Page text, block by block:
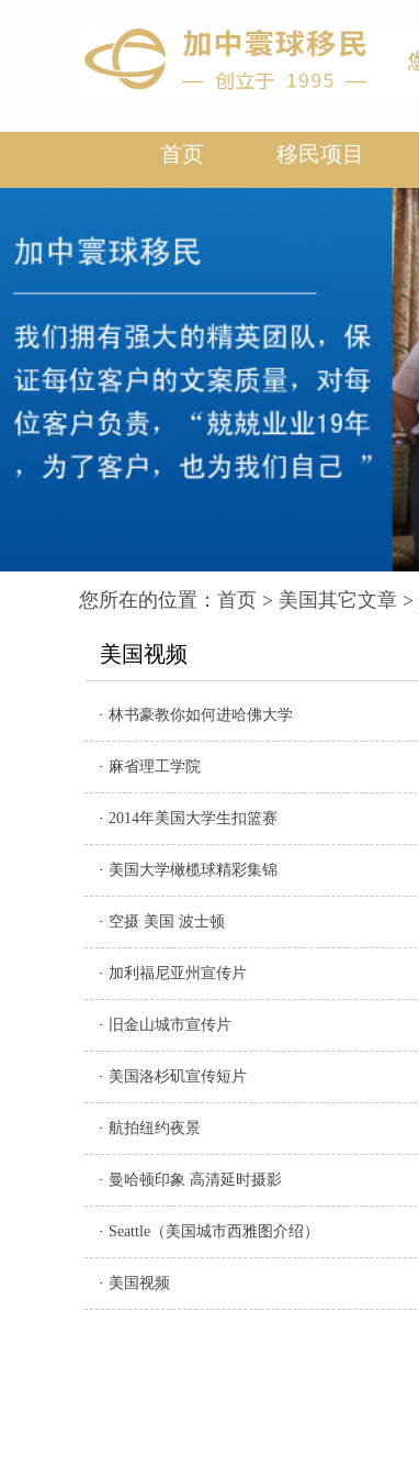
首页 移民项目
您所在的位置： 首页 > 美国其它文章 >
美国视频
· 林书豪教你如何进哈佛大学
· 麻省理工学院
· 2014年美国大学生扣篮赛
· 美国大学橄榄球精彩集锦
· 空摄 美国 波士顿
· 加利福尼亚州宣传片
· 旧金山城市宣传片
· 美国洛杉矶宣传短片
· 航拍纽约夜景
· 曼哈顿印象 高清延时摄影
· Seattle（美国城市西雅图介绍）
· 美国视频